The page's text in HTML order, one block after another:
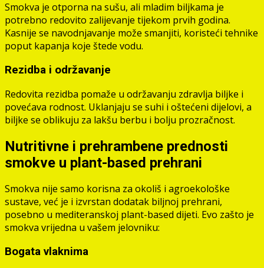
Smokva je otporna na sušu, ali mladim biljkama je
potrebno redovito zalijevanje tijekom prvih godina.
Kasnije se navodnjavanje može smanjiti, koristeći tehnike
poput kapanja koje štede vodu.
Rezidba i održavanje
Redovita rezidba pomaže u održavanju zdravlja biljke i
povećava rodnost. Uklanjaju se suhi i oštećeni dijelovi, a
biljke se oblikuju za lakšu berbu i bolju prozračnost.
Nutritivne i prehrambene prednosti
smokve u plant-based prehrani
Smokva nije samo korisna za okoliš i agroekološke
sustave, već je i izvrstan dodatak biljnoj prehrani,
posebno u mediteranskoj plant-based dijeti. Evo zašto je
smokva vrijedna u vašem jelovniku:
Bogata vlaknima